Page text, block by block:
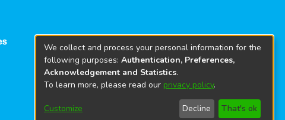
We collect and process your personal information for the
following purposes: Authentication, Preferences,
Acknowledgement and Statistics.
To learn more, please read our privacy policy.
Customize Decline That's ok